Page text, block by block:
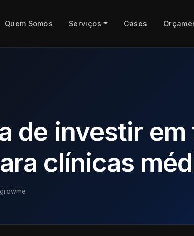
Quem Somos Serviços Cases
de investir
clínicas